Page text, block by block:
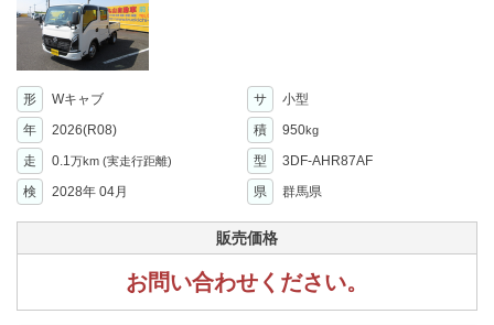
形 Wキャブ サ
小型
年
2026(R08) 積 950kg
走 0.1万km (実走行距離) 型
3DF-AHR87AF
検
2028年 04月 県 群馬県
販売価格
お問い合わせください。